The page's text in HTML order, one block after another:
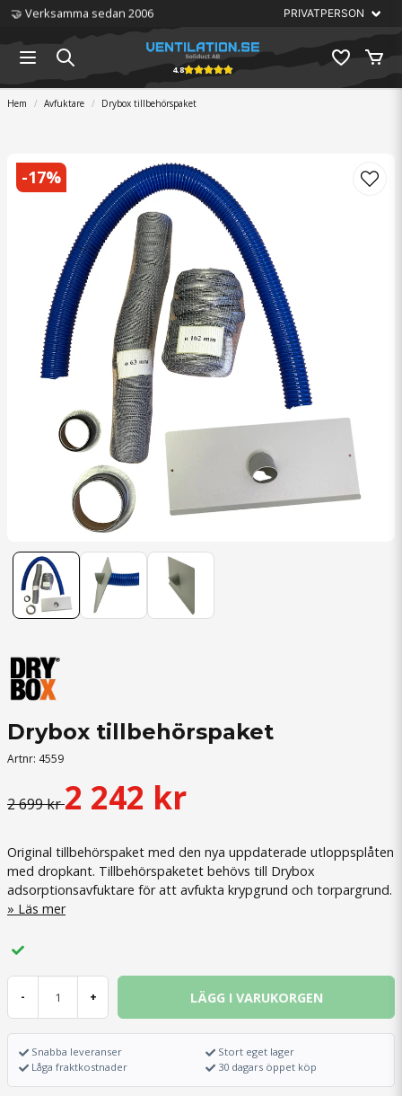
🤝 Verksamma sedan 2006
4.8
Hem Avfuktare Drybox tillbehörspaket
-17%
Drybox tillbehörspaket
Artnr: 4559
2 699 kr2 242 kr
Original tillbehörspaket med den nya uppdaterade utloppsplåten
med dropkant. Tillbehörspaketet behövs till Drybox
adsorptionsavfuktare för att avfukta krypgrund och torpargrund.
Läs mer
- + LÄGG I VARUKORGEN
Snabba leveranser
Låga fraktkostnader
Stort eget lager
30 dagars öppet köp